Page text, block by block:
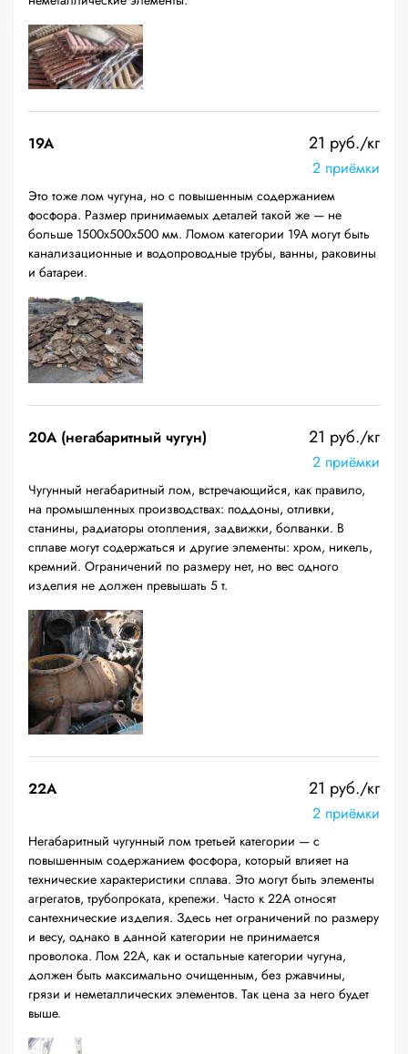
19A 21 руб./кг
2 приёмки
Это тоже лом чугуна, но с повышенным содержанием
фосфора. Размер принимаемых деталей такой же — не
больше 1500х500х500 мм. Ломом категории 19А могут быть
канализационные и водопроводные трубы, ванны, раковины
и батареи.
20A (негабаритный чугун) 21 руб./кг
2 приёмки
Чугунный негабаритный лом, встречающийся, как правило,
на промышленных производствах: поддоны, отливки,
станины, радиаторы отопления, задвижки, болванки. В
сплаве могут содержаться и другие элементы: хром, никель,
кремний. Ограничений по размеру нет, но вес одного
изделия не должен превышать 5 т.
22A 21 руб./кг
2 приёмки
Негабаритный чугунный лом третьей категории — с
повышенным содержанием фосфора, который влияет на
технические характеристики сплава. Это могут быть элементы
агрегатов, трубопроката, крепежи. Часто к 22А относят
сантехнические изделия. Здесь нет ограничений по размеру
и весу, однако в данной категории не принимается
проволока. Лом 22А, как и остальные категории чугуна,
должен быть максимально очищенным, без ржавчины,
грязи и неметаллических элементов. Так цена за него будет
выше.